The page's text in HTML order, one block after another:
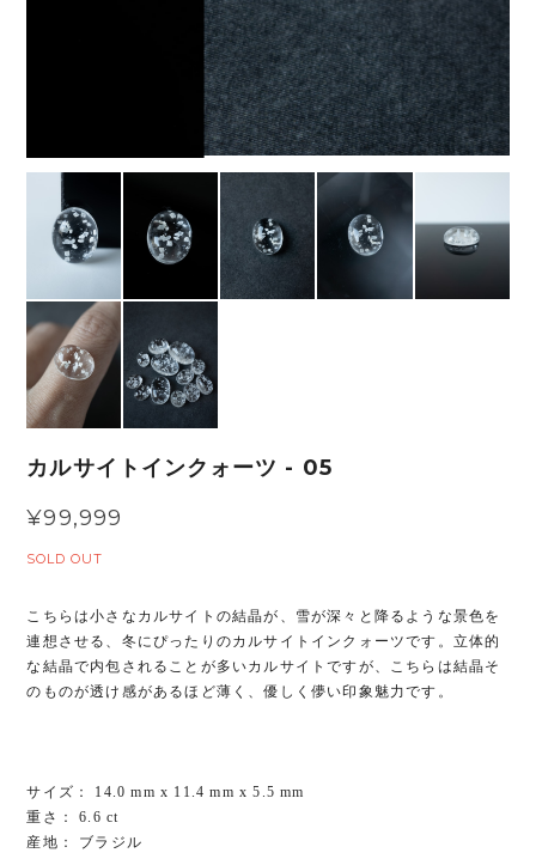
カルサイトインクォーツ - 05
¥99,999
SOLD OUT
こちらは小さなカルサイトの結晶が、雪が深々と降るような景色を
連想させる、冬にぴったりのカルサイトインクォーツです。立体的
な結晶で内包されることが多いカルサイトですが、こちらは結晶そ
のものが透け感があるほど薄く、優しく儚い印象魅力です。
サイズ： 14.0 mm x 11.4 mm x 5.5 mm
重さ： 6.6 ct
産地： ブラジル